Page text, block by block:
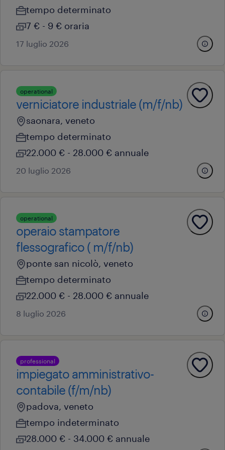
tempo determinato
7 € - 9 € oraria
17 luglio 2026
operational
verniciatore industriale (m/f/nb)
saonara, veneto
tempo determinato
22.000 € - 28.000 € annuale
20 luglio 2026
operational
operaio stampatore
flessografico ( m/f/nb)
ponte san nicolò, veneto
tempo determinato
22.000 € - 28.000 € annuale
8 luglio 2026
professional
impiegato amministrativo-
contabile (f/m/nb)
padova, veneto
tempo indeterminato
28.000 € - 34.000 € annuale